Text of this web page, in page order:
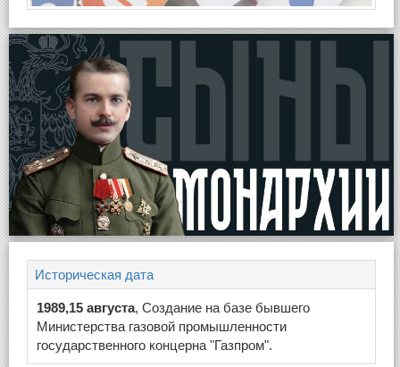
Историческая дата
1989,15 августа, Создание на базе бывшего
Министерства газовой промышленности
государственного концерна "Газпром".